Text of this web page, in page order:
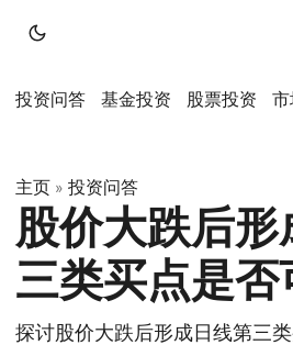
投资问答 基金投资 股票投资
主页 » 投资问答
股价大跌后
三类买点是否
探讨股价大跌后形成日线第三